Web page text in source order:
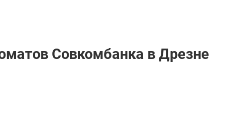
Совкомбанкa в Дрезне